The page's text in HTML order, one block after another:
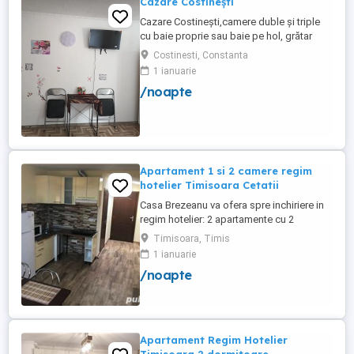
Cazare Costinești,camere duble și triple
cu baie proprie sau baie pe hol, grătar
frigider curte,parcare proprie , prețuri
începând de la 150 lei pe noapte,telefon
Costinesti, Constanta
1 ianuarie
/noapte
Apartament 1 si 2 camere regim
hotelier Timisoara Cetatii
Casa Brezeanu va ofera spre inchiriere in
regim hotelier: 2 apartamente cu 2
dormitoare, baie si bucatarie proprie. (4
locuri cazare in fiecare apartament) 1
apartament cu 1 dormitor, baie si
bucatarie proprie. (3 locuri cazare) Fiecare
Timisoara, Timis
1 ianuarie
/noapte
Apartament Regim Hotelier